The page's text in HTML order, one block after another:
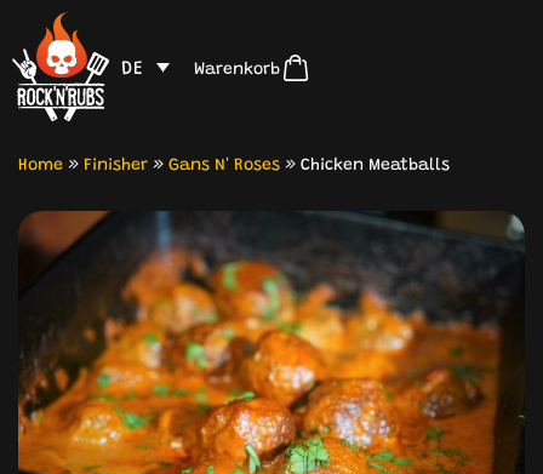
DE Warenkorb
Home » Finisher » Gans N' Roses » Chicken Meatballs